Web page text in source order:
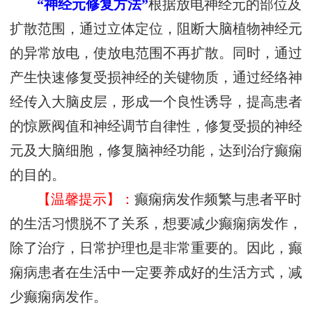
“神经元修复方法”根据放电神经元的部位及
扩散范围，通过立体定位，阻断大脑植物神经元
的异常放电，使放电范围不再扩散。同时，通过
产生快速修复受损神经的关键物质，通过经络神
经传入大脑皮层，形成一个良性诱导，提高患者
的惊厥阀值和神经调节自律性，修复受损的神经
元及大脑细胞，修复脑神经功能，达到治疗癫痫
的目的。
【温馨提示】：癫痫病发作频繁与患者平时
的生活习惯脱不了关系，想要减少癫痫病发作，
除了治疗，日常护理也是非常重要的。因此，癫
痫病患者在生活中一定要养成好的生活方式，减
少癫痫病发作。